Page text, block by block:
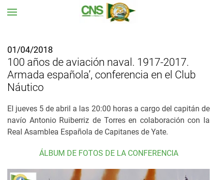
01/04/2018
100 años de aviación naval. 1917-2017.
Armada española’, conferencia en el Club
Náutico
El jueves 5 de abril a las 20:00 horas a cargo del capitán de
navío Antonio Ruiberriz de Torres en colaboración con la
Real Asamblea Española de Capitanes de Yate.
ÁLBUM DE FOTOS DE LA CONFERENCIA